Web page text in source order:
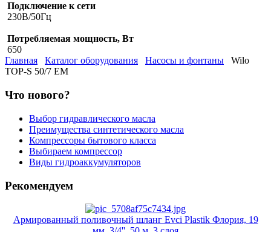
Подключение к сети
230В/50Гц
Потребляемая мощность, Вт
650
Главная
Каталог оборудования Насосы и фонтаны
Wilo
TOP-S 50/7 EM
Что нового?
Выбор гидравлического масла
Преимущества синтетического масла
Компрессоры бытового класса
Выбираем компрессор
Виды гидроаккумуляторов
Рекомендуем
Армированный поливочный шланг Evci Plastik Флория, 19